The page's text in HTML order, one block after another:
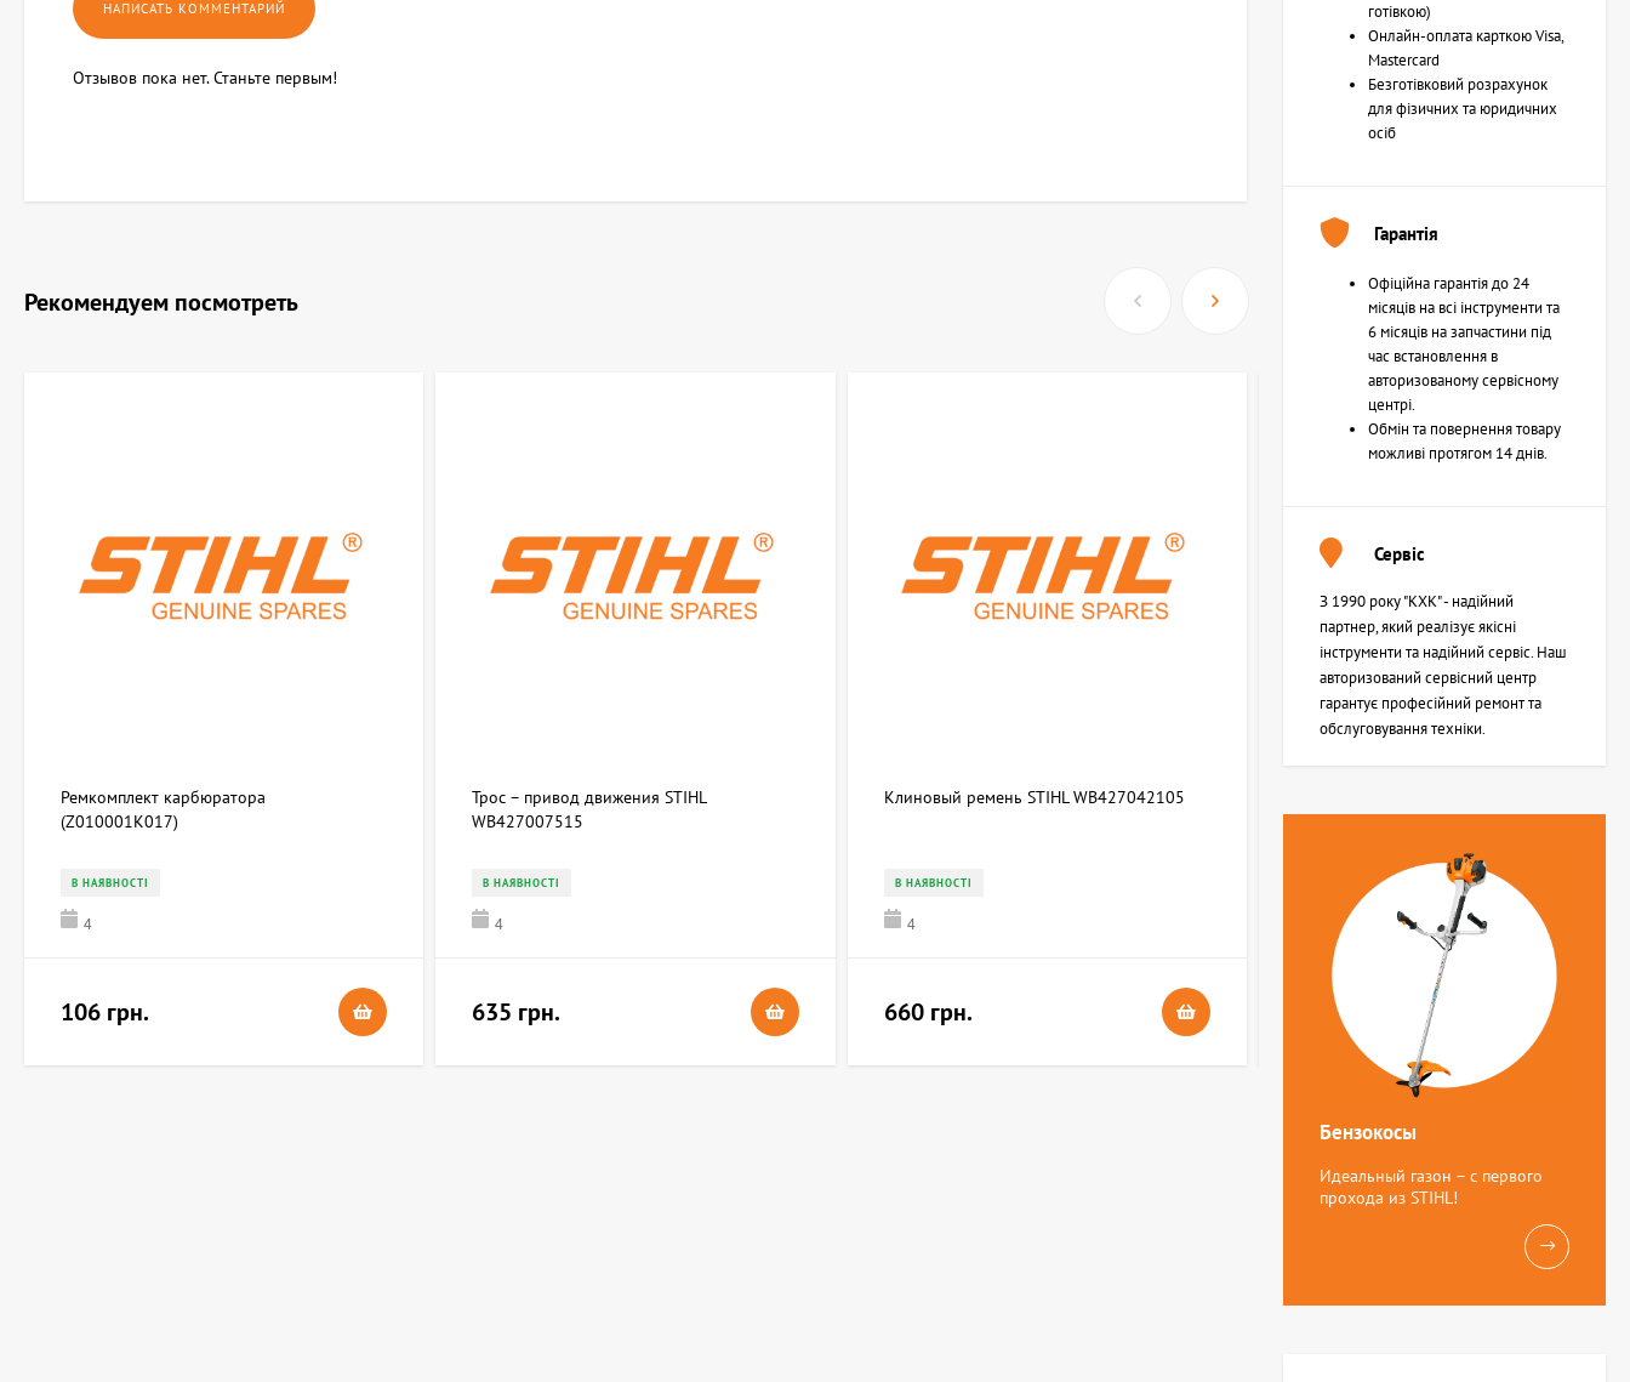
Отзывов пока нет. Станьте первым!
Рекомендуем посмотреть
Ремкомплект карбюратора
(Z010001K017)
В НАЯВНОСТІ
4
106 грн.
Трос – привод движения STIHL
WB427007515
В НАЯВНОСТІ
4
635 грн.
Клиновый ремень STIHL WB427042105
В НАЯВНОСТІ
4
660 грн.
В НАЯВНОСТІ
24 грн.
готівкою)
Онлайн-оплата карткою Visa,
Mastercard
Безготівковий розрахунок
для фізичних та юридичних
осіб
Гарантія
Офіційна гарантія до 24
місяців на всі інструменти та
6 місяців на запчастини під
час встановлення в
авторизованому сервісному
центрі.
Обмін та повернення товару
можливі протягом 14 днів.
Сервіс
З 1990 року "КХК" - надійний
партнер, який реалізує якісні
інструменти та надійний сервіс. Наш
авторизований сервісний центр
гарантує професійний ремонт та
обслуговування техніки.
Бензокосы
Идеальный газон – с первого
прохода из STIHL!